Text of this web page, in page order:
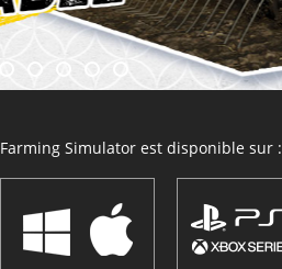
Farming Simulator est disponible sur :